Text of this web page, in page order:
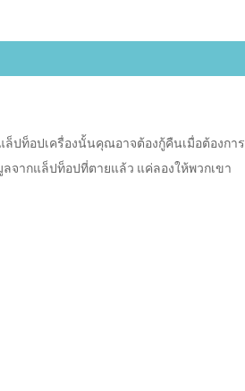
ท็อปเครื่องนั้นคุณอาจต้องกู้คืนเมื่อต้องการ
ากแล็ปท็อปที่ตายแล้ว แค่ลองให้พวกเขา